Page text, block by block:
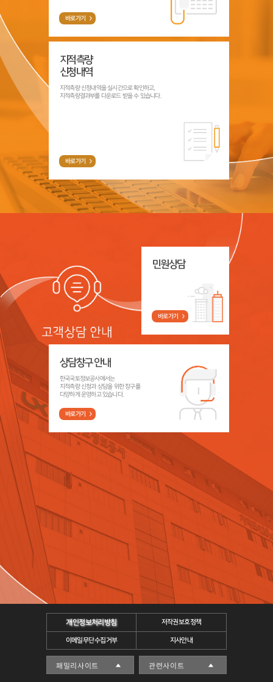
지적측량
신청내역
지적측량 신청내역을 실시간으로 확인하고,
지적측량결과부를 다운로드 받을 수 있습니다.
바로가기
바로가기
민원상담
바로가기
상담창구 안내
한국국토정보공사에서는
지적측량 신청과 상담을 위한 창구를
다양하게 운영하고 있습니다.
바로가기
개인정보처리방침 저작권보호정책
이메일무단수집거부 지사안내